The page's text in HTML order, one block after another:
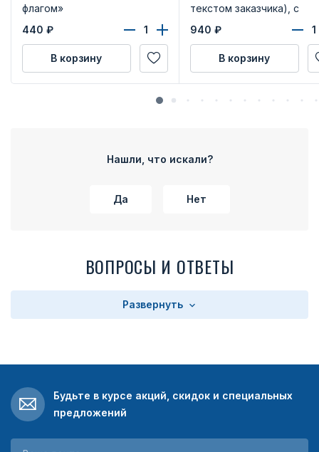
флагом»
440 ₽
В корзину
текстом заказчика), с
бланком удостоверения
940 ₽
В корзину
Нашли, что искали?
Да Нет
ВОПРОСЫ И ОТВЕТЫ
Развернуть
Будьте в курсе акций, скидок и специальных
предложений